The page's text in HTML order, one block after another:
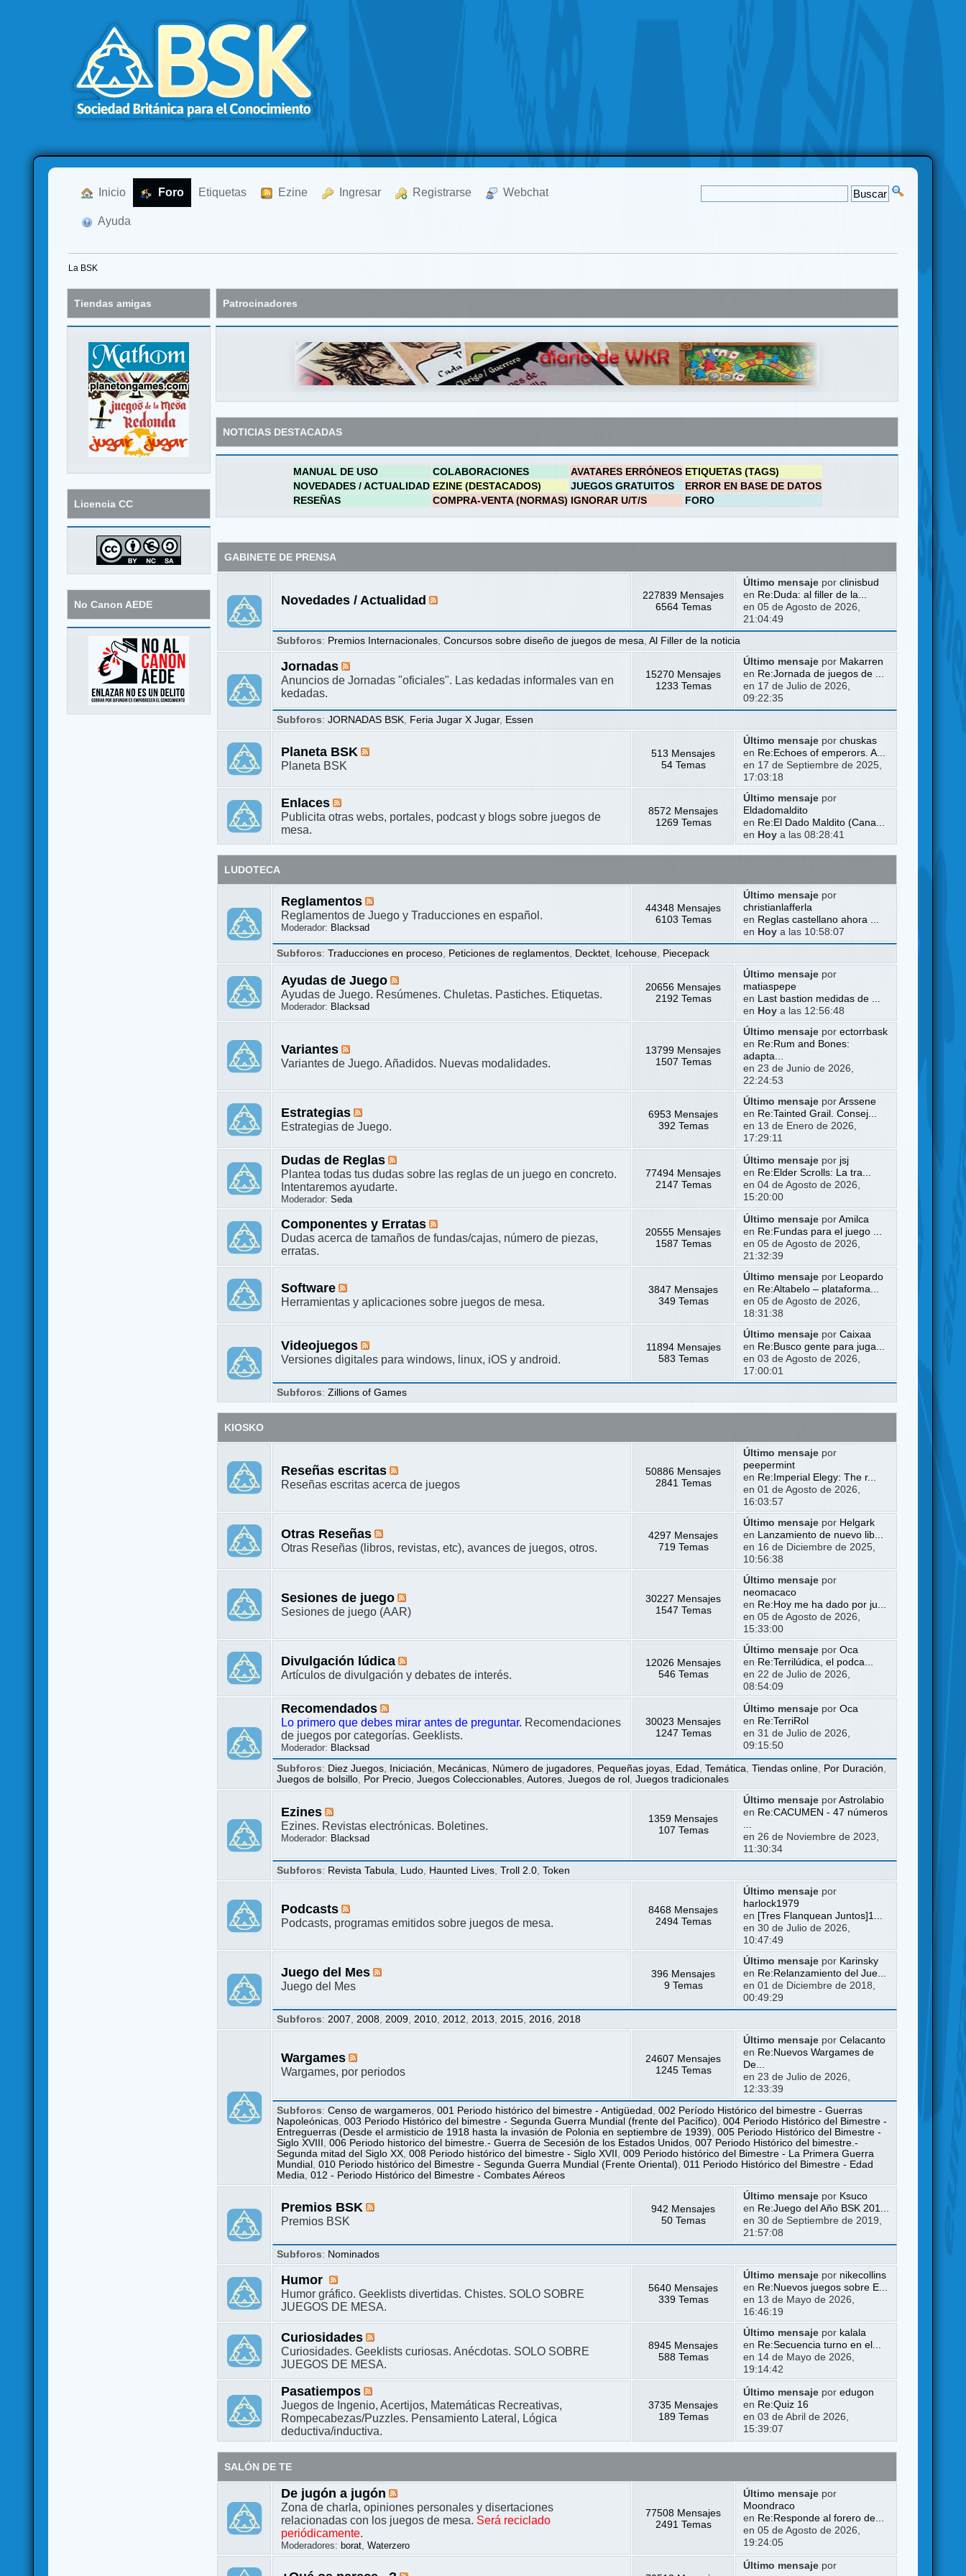
Inicio Foro Etiquetas Ezine Ingresar Registrarse Webchat
Ayuda
La BSK
Tiendas amigas
Licencia CC
No Canon AEDE
Patrocinadores
NOTICIAS DESTACADAS
MANUAL DE USO COLABORACIONES AVATARES ERRÓNEOS ETIQUETAS (TAGS)
NOVEDADES / ACTUALIDAD EZINE (DESTACADOS) JUEGOS GRATUITOS
ERROR EN BASE DE DATOS
RESEÑAS
COMPRA-VENTA (NORMAS) IGNORAR U/T/S FORO
GABINETE DE PRENSA
Novedades / Actualidad
227839 Mensajes
6564 Temas
Último mensajepor clinisbud
en Re:Duda: al filler de la...
en 05 de Agosto de 2026,
21:04:49
Subforos: Premios Internacionales ,Concursos sobre diseño de juegos de mesa ,Al Filler de la noticia
Jornadas
Anuncios de Jornadas "oficiales". Las kedadas informales van en
kedadas.
15270 Mensajes
1233 Temas
Último mensajepor Makarren
en Re:Jornada de juegos de ...
en 17 de Julio de 2026,
09:22:35
Subforos:JORNADAS BSK Feria Jugar X Jugar, Essen
Planeta BSK
Planeta BSK
513 Mensajes
54 Temas
Último mensajepor chuskas
en Re:Echoes of emperors. A...
en 17 de Septiembre de 2025,
17:03:18
Enlaces
Publicita otras webs, portales, podcast y blogs sobre juegos de
mesa.
8572 Mensajes
1269 Temas
Último mensajepor
Eldadomaldito
en Re:El Dado Maldito (Cana...
en Hoya las 08:28:41
LUDOTECA
Reglamentos
Reglamentos de Juego y Traducciones en español.
Moderador: Blacksad
44348 Mensajes
6103 Temas
Último mensajepor
christianlafferla
en Reglas castellano ahora ...
en Hoya las 10:58:07
Subforos:Traducciones en proceso Peticiones de reglamentos Decktet Icehouse Piecepack
Ayudas de Juego
Ayudas de Juego. Resúmenes. Chuletas. Pastiches. Etiquetas.
Moderador: Blacksad
20656 Mensajes
2192 Temas
Último mensajepor
matiaspepe
en
Last bastion medidas de ...
en Hoya las 12:56:48
Variantes
Variantes de Juego. Añadidos. Nuevas modalidades.
13799 Mensajes
1507 Temas
Último mensajepor ectorrbask
en Re:Rum and Bones:
adapta...
en 23 de Junio de 2026,
22:24:53
Estrategias
Estrategias de Juego.
6953 Mensajes
392 Temas
Último mensajepor Arssene
en Re:Tainted Grail. Consej...
en 13 de Enero de 2026,
17:29:11
Dudas de Reglas
Plantea todas tus dudas sobre las reglas de un juego en concreto.
Intentaremos ayudarte.
Moderador:Seda
77494 Mensajes
2147 Temas
Último mensajepor jsj
en Re:Elder Scrolls: La tra...
en 04 de Agosto de 2026,
15:20:00
Componentes y Erratas
Dudas acerca de tamaños de fundas/cajas, número de piezas,
erratas.
20555 Mensajes
1587 Temas
Último mensajepor Amilca
en Re:Fundas para el juego ...
en 05 de Agosto de 2026,
21:32:39
Software
Herramientas y aplicaciones sobre juegos de mesa.
3847 Mensajes
349 Temas
Último mensajepor
Leopardo
en Re:Altabelo – plataforma...
en 05 de Agosto de 2026,
18:31:38
Videojuegos
Versiones digitales para windows, linux, iOS y android.
11894 Mensajes
583 Temas
Último mensajepor Caixaa
en Re:Busco gente para juga...
en 03 de Agosto de 2026,
17:00:01
Subforos:Zillions of Games
KIOSKO
Reseñas escritas
Reseñas escritas acerca de juegos
50886 Mensajes
2841 Temas
Último mensajepor
peepermint
en Re:Imperial Elegy: The r...
en 01 de Agosto de 2026,
16:03:57
Otras Reseñas
Otras Reseñas (libros, revistas, etc), avances de juegos, otros.
4297 Mensajes
719 Temas
Último mensajepor Helgark
en
Lanzamiento de nuevo lib...
en 16 de Diciembre de 2025,
10:56:38
Sesiones de juego
Sesiones de juego (AAR)
30227 Mensajes
1547 Temas
Último mensajepor
neomacaco
en Re:Hoy me ha dado por ju...
en 05 de Agosto de 2026,
15:33:00
Divulgación lúdica
Artículos de divulgación y debates de interés.
12026 Mensajes
546 Temas
Último mensajepor Oca
en Re:Terrilúdica, el podca...
en 22 de Julio de 2026,
08:54:09
Recomendados
Lo primero que debes mirar antes de preguntar. Recomendaciones
de juegos por categorías. Geeklists.
Moderador: Blacksad
30023 Mensajes
1247 Temas
Último mensajepor Oca
en Re:TerriRol
en 31 de Julio de 2026,
09:15:50
Subforos: Diez Juegos Iniciación Mecánicas Número de jugadores Pequeñas joyas Edad ,Temática ,Tiendas online Por Duración
Juegos de bolsillo
Por Precio ,Juegos Coleccionables ,Autores ,Juegos de rol ,Juegos tradicionales
Ezines
Ezines. Revistas electrónicas. Boletines.
Moderador: Blacksad
1359 Mensajes
107 Temas
Último mensajepor Astrolabio
en Re:CACUMEN - 47 números
en 26 de Noviembre de 2023,
11:30:34
Subforos: Revista Tabula Ludo Haunted Lives ,Troll 2.0 ,Token
Podcasts
Podcasts, programas emitidos sobre juegos de mesa.
8468 Mensajes
2494 Temas
Último mensajepor
harlock1979
en [Tres Flanquean Juntos]1...
en 30 de Julio de 2026,
10:47:49
Juego del Mes
Juego del Mes
396 Mensajes
9 Temas
Último mensajepor Karinsky
en Re:Relanzamiento del Jue...
en 01 de Diciembre de 2018,
00:49:29
Subforos: 2007 2008 2009 2010 2012 2013 2015 2016 2018
Wargames
Wargames, por periodos
24607 Mensajes
1245 Temas
Último mensajepor Celacanto
en Re:Nuevos Wargames de
De...
en 23 de Julio de 2026,
12:33:39
Subforos:Censo de wargameros ,001 Periodo histórico del bimestre - Antigüedad ,002 Período Histórico del bimestre - Guerras
Napoleónicas ,003 Periodo Histórico del bimestre - Segunda Guerra Mundial (frente del Pacífico) ,004 Periodo Histórico del Bimestre -
Entreguerras (Desde el armisticio de 1918 hasta la invasión de Polonia en septiembre de 1939) ,005 Periodo Histórico del Bimestre -
Siglo XVIII
,006 Periodo historico del bimestre.- Guerra de Secesión de los Estados Unidos ,007 Periodo Histórico del bimestre.-
Segunda mitad del Siglo XX ,008 Periodo histórico del bimestre - Siglo XVII ,009 Periodo histórico del Bimestre - La Primera Guerra
Mundial
,010 Periodo histórico del Bimestre - Segunda Guerra Mundial (Frente Oriental) ,011 Periodo Histórico del Bimestre - Edad
Media ,012 - Periodo Histórico del Bimestre - Combates Aéreos
Premios BSK
Premios BSK
942 Mensajes
50 Temas
Último mensajepor Ksuco
en Re:Juego del Año BSK 201...
en 30 de Septiembre de 2019,
21:57:08
Subforos: Nominados
Humor
Humor gráfico. Geeklists divertidas. Chistes. SOLO SOBRE
JUEGOS DE MESA.
5640 Mensajes
339 Temas
Último mensajepor nikecollins
en Re:Nuevos juegos sobre E...
en 13 de Mayo de 2026,
16:46:19
Curiosidades
Curiosidades. Geeklists curiosas. Anécdotas. SOLO SOBRE
JUEGOS DE MESA.
8945 Mensajes
588 Temas
Último mensajepor kalala
en Re:Secuencia turno en el...
en 14 de Mayo de 2026,
19:14:42
Pasatiempos
Juegos de Ingenio, Acertijos, Matemáticas Recreativas,
Rompecabezas/Puzzles. Pensamiento Lateral, Lógica
deductiva/inductiva.
3735 Mensajes
189 Temas
Último mensajepor edugon
en Re:Quiz 16
en 03 de Abril de 2026,
15:39:07
SALÓN DE TE
De jugón a jugón
Zona de charla, opiniones personales y disertaciones
relacionadas con los juegos de mesa. Será reciclado
periódicamente.
Moderadores: borat ,Waterzero
77508 Mensajes
2491 Temas
Último mensajepor
Moondraco
en Re:Responde al forero de...
en 05 de Agosto de 2026,
19:24:05
Último mensajepor